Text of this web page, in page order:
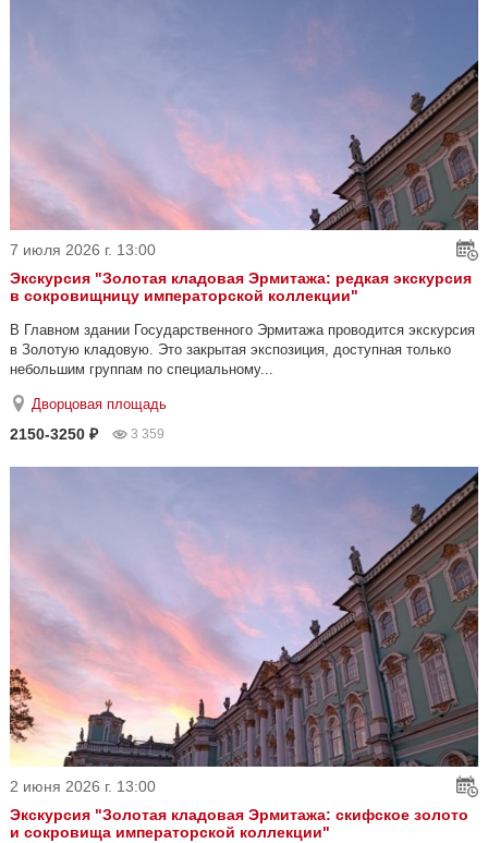
7 июля 2026 г. 13:00
Экскурсия "Золотая кладовая Эрмитажа: редкая экскурсия
в сокровищницу императорской коллекции"
В Главном здании Государственного Эрмитажа проводится экскурсия
в Золотую кладовую. Это закрытая экспозиция, доступная только
небольшим группам по специальному...
Дворцовая площадь
2150-3250 ₽ 3 359
2 июня 2026 г. 13:00
Экскурсия "Золотая кладовая Эрмитажа: скифское золото
и сокровища императорской коллекции"